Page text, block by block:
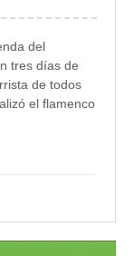
del
tres días de
de todos
el flamenco